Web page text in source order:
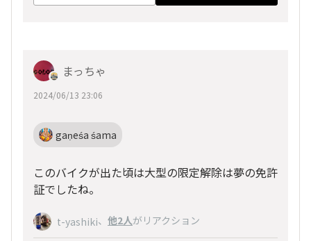
まっちゃ
2024/06/13 23:06
gaṇeśa śama
このバイクが出た頃は大型の限定解除は夢の免許
証でしたね。
t-yashiki、 他2人がリアクション